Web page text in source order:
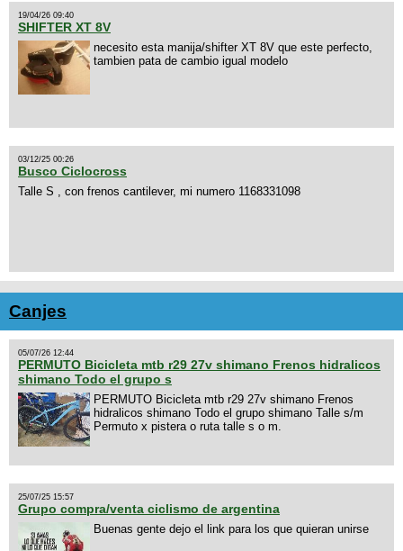
19/04/26 09:40
SHIFTER XT 8V
necesito esta manija/shifter XT 8V que este perfecto,
tambien pata de cambio igual modelo
03/12/25 00:26
Busco Ciclocross
Talle S , con frenos cantilever, mi numero 1168331098
Canjes
05/07/26 12:44
PERMUTO Bicicleta mtb r29 27v shimano Frenos hidralicos
shimano Todo el grupo s
PERMUTO Bicicleta mtb r29 27v shimano Frenos
hidralicos shimano Todo el grupo shimano Talle s/m
Permuto x pistera o ruta talle s o m.
25/07/25 15:57
Grupo compra/venta ciclismo de argentina
Buenas gente dejo el link para los que quieran unirse